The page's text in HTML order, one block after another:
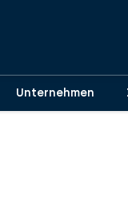
Unternehmen